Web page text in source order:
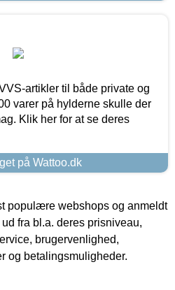
artikler til både private og
varer på hylderne skulle der
Klik her for at se deres
på Wattoo.dk
populære webshops og anmeldt
fra bl.a. deres prisniveau,
brugervenlighed,
og betalingsmuligheder.